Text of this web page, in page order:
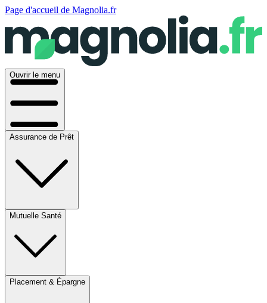
Page d'accueil de Magnolia.fr
Ouvrir le menu
Assurance de Prêt
Mutuelle Santé
Placement & Épargne